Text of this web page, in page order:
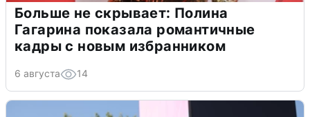
Больше не скрывает: Полина
Гагарина показала романтичные
кадры с новым избранником
6 августа 14